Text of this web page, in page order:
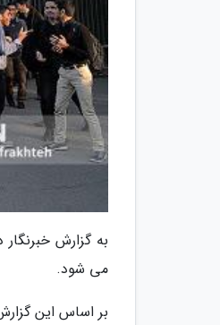
به گزارش
می شود.
بر اساس این